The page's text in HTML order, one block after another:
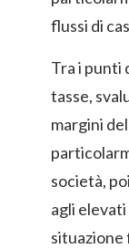
flussi di
Tra i punti
tasse,
margini
società,
agli
situazione